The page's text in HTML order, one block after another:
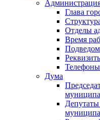
Глава
Отделы
Время
Телефоны
Дума